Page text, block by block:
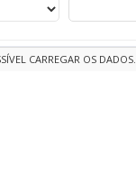
CARREGAR OS DADOS.